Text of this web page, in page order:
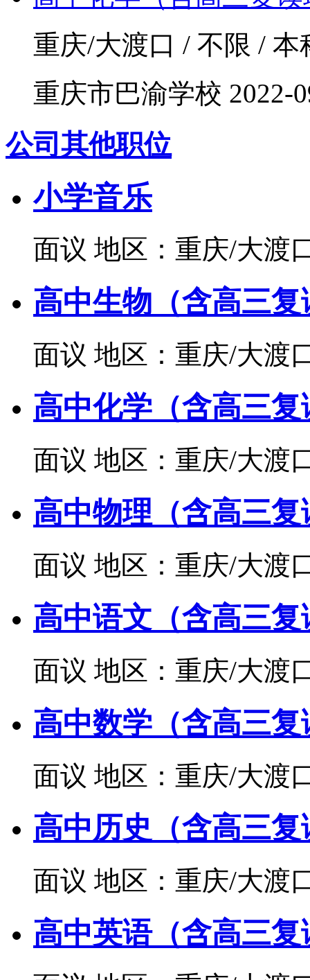
重庆/大渡口 / 不限 / 本
重庆市巴渝学校 2022-
公司其他职位
小学音乐
面议 地区：重庆/大渡
高中生物（含高三复
面议 地区：重庆/大渡
高中化学（含高三复
面议 地区：重庆/大渡
高中物理（含高三复
面议 地区：重庆/大渡
高中语文（含高三复
面议 地区：重庆/大渡
高中数学（含高三复
面议 地区：重庆/大渡
高中历史（含高三复
面议 地区：重庆/大渡
高中英语（含高三复